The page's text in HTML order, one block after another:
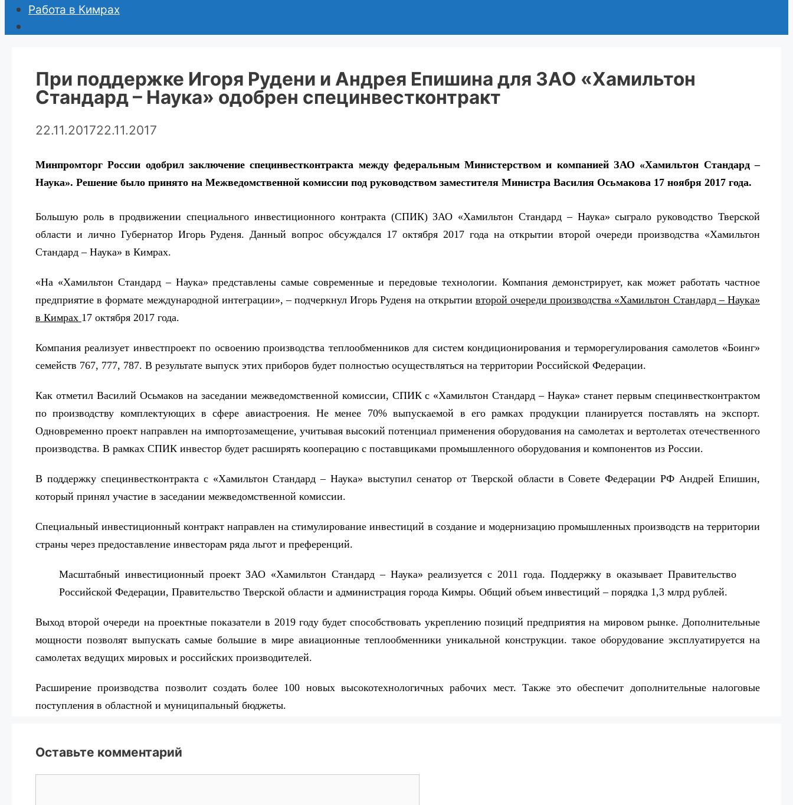
Работа в Кимрах
При поддержке Игоря Рудени и Андрея Епишина для ЗАО «Хамильтон
Стандард – Наука» одобрен специнвестконтракт
22.11.201722.11.2017
Минпромторг России одобрил заключение специнвестконтракта между федеральным Министерством и компанией ЗАО «Хамильтон Стандард –
Наука». Решение было принято на Межведомственной комиссии под руководством заместителя Министра Василия Осьмакова 17 ноября 2017 года.
Большую роль в продвижении специального инвестиционного контракта (СПИК) ЗАО «Хамильтон Стандард – Наука» сыграло руководство Тверской
области и лично Губернатор Игорь Руденя. Данный вопрос обсуждался 17 октября 2017 года на открытии второй очереди производства «Хамильтон
Стандард – Наука» в Кимрах.
«На «Хамильтон Стандард – Наука» представлены самые современные и передовые технологии. Компания демонстрирует, как может работать частное
предприятие в формате международной интеграции», – подчеркнул Игорь Руденя на открытии второй очереди производства «Хамильтон Стандард – Наука»
в Кимрах 17 октября 2017 года.
Компания реализует инвестпроект по освоению производства теплообменников для систем кондиционирования и терморегулирования самолетов «Боинг»
семейств 767, 777, 787. В результате выпуск этих приборов будет полностью осуществляться на территории Российской Федерации.
Как отметил Василий Осьмаков на заседании межведомственной комиссии, СПИК с «Хамильтон Стандард – Наука» станет первым специнвестконтрактом
по производству комплектующих в сфере авиастроения. Не менее 70% выпускаемой в его рамках продукции планируется поставлять на экспорт.
Одновременно проект направлен на импортозамещение, учитывая высокий потенциал применения оборудования на самолетах и вертолетах отечественного
производства. В рамках СПИК инвестор будет расширять кооперацию с поставщиками промышленного оборудования и компонентов из России.
В поддержку специнвестконтракта с «Хамильтон Стандард – Наука» выступил сенатор от Тверской области в Совете Федерации РФ Андрей Епишин,
который принял участие в заседании межведомственной комиссии.
Специальный инвестиционный контракт направлен на стимулирование инвестиций в создание и модернизацию промышленных производств на территории
страны через предоставление инвесторам ряда льгот и преференций.
Масштабный инвестиционный проект ЗАО «Хамильтон Стандард – Наука» реализуется с 2011 года. Поддержку в оказывает Правительство
Российской Федерации, Правительство Тверской области и администрация города Кимры. Общий объем инвестиций – порядка 1,3 млрд рублей.
Выход второй очереди на проектные показатели в 2019 году будет способствовать укреплению позиций предприятия на мировом рынке. Дополнительные
мощности позволят выпускать самые большие в мире авиационные теплообменники уникальной конструкции. такое оборудование эксплуатируется на
самолетах ведущих мировых и российских производителей.
Расширение производства позволит создать более 100 новых высокотехнологичных рабочих мест. Также это обеспечит дополнительные налоговые
поступления в областной и муниципальный бюджеты.
Оставьте комментарий